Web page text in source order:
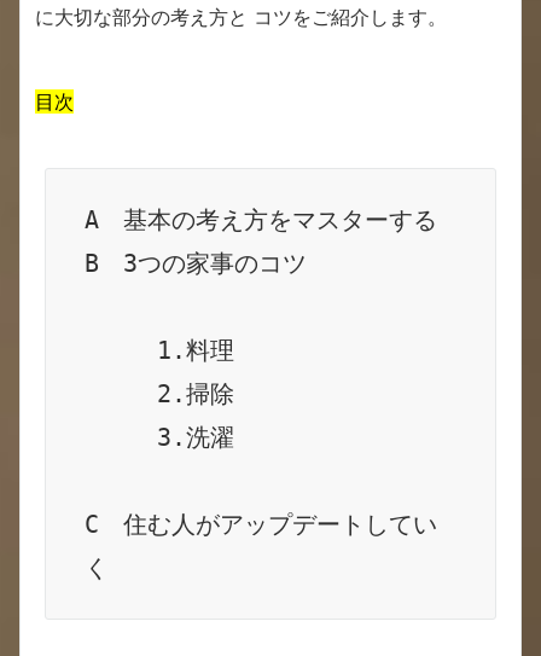
に大切な部分の考え方と コツをご紹介します。
目次
A　基本の考え方をマスターする
B　3つの家事のコツ
1.料理
2.掃除
3.洗濯
C　住む人がアップデートしてい
く